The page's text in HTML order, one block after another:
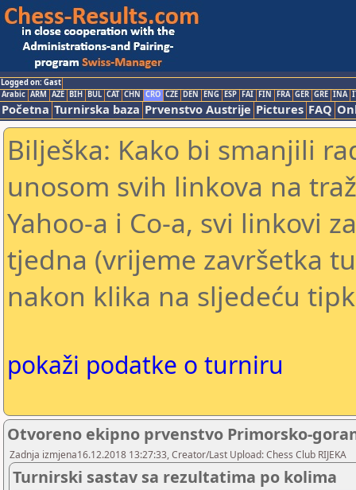
Logged on: Gast
Arabic ARM AZE BIH BUL CAT CHN CRO CZE DEN ENG ESP FAI FIN FRA GER GRE INA
Početna Turnirska baza Prvenstvo Austrije Pictures FAQ
Bilješka: Kako bi smanjili
unosom svih linkova na
Yahoo-a i Co-a, svi linkovi
tjedna (vrijeme završetka
nakon klika na sljedeću
pokaži podatke o turniru
Otvoreno ekipno prvenstvo Primorsko-
Zadnja izmjena16.12.2018 13:27:33, Creator/Last Upload: Chess Club RIJEKA
Turnirski sastav sa rezultatima po kolima